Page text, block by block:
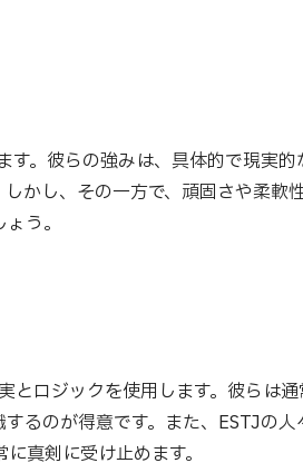
。彼らの強みは、具体的で現実的
かし、その一方で、頑固さや柔軟
う。
とロジックを使用します。彼らは
るのが得意です。また、ESTJの
真剣に受け止めます。